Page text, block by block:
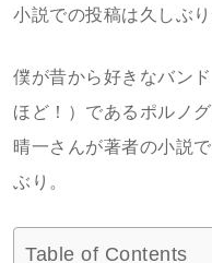
小説での投稿は久しぶり
僕が昔から好きなバン
ほど！）であるポルノ
晴一さんが著者の小説
ぶり。
Table of Contents